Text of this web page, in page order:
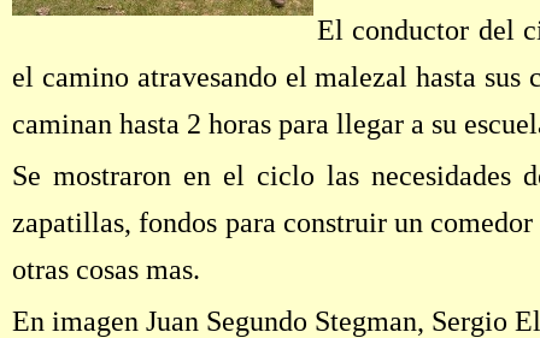
El conductor del
el camino atravesando el malezal hasta
caminan hasta 2 horas para llegar a su
Se mostraron en el ciclo las necesidades
zapatillas, fondos para construir un
otras cosas mas.
En imagen Juan Segundo Stegman, Sergio